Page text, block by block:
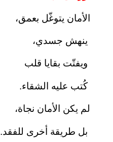
الأمان يتوغّل بعمق،
ينهش جسدي،
ويفتّت بقايا قلب
كُتب عليه الشقاء.
لم يكن الأمان نجاة،
بل طريقة أخرى للفقد.